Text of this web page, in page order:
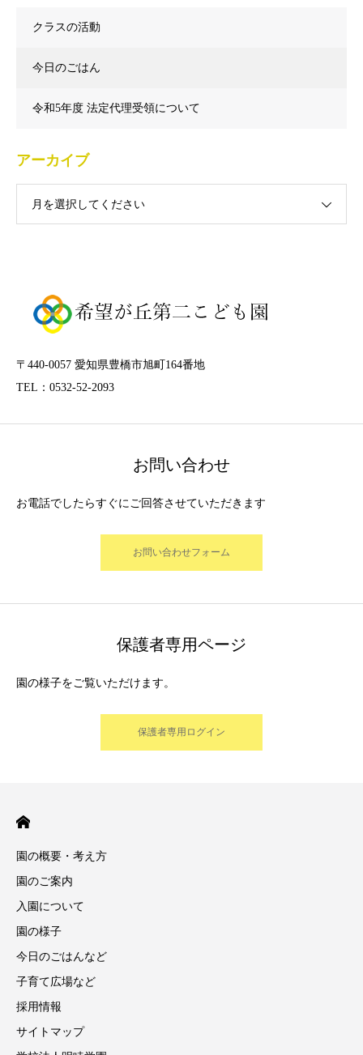
クラスの活動
今日のごはん
令和5年度 法定代理受領について
アーカイブ
月を選択してください
〒440-0057 愛知県豊橋市旭町164番地
TEL：0532-52-2093
お問い合わせ
お電話でしたらすぐにご回答させていただきます
お問い合わせフォーム
保護者専用ページ
園の様子をご覧いただけます。
保護者専用ログイン
園の概要・考え方
園のご案内
入園について
園の様子
今日のごはんなど
子育て広場など
採用情報
サイトマップ